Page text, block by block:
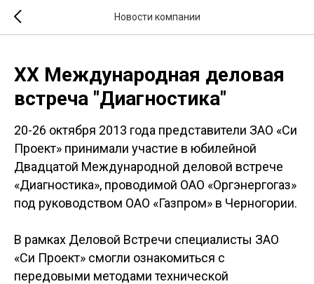
Новости компании
XX Международная деловая
встреча "Диагностика"
20-26 октября 2013 года представители ЗАО «Си
Проект» принимали участие в юбилейной
Двадцатой Международной деловой встрече
«Диагностика», проводимой ОАО «Оргэнергогаз»
под руководством ОАО «Газпром» в Черногории.
В рамках Деловой Встречи специалисты ЗАО
«Си Проект» смогли ознакомиться с
передовыми методами технической